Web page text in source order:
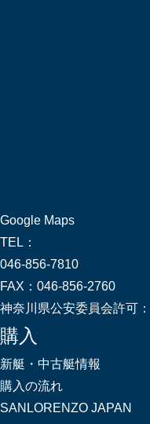
Google Maps
TEL：
046-856-7810
FAX： 046-856-2760
神奈川県公安委員会許可：
購入
新艇・中古艇情報
購入の流れ
SANLORENZO JAPAN